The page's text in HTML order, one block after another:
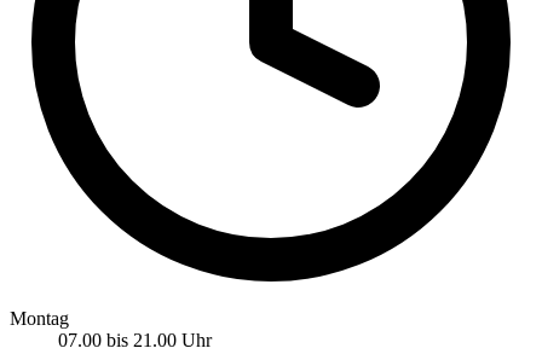
Montag
07.00 bis 21.00 Uhr